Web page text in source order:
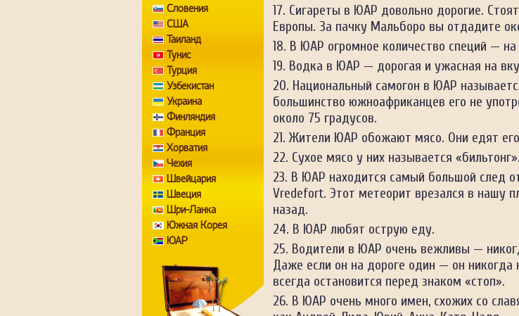
Словения
США
Таиланд
Тунис
Турция
Узбекистан
Украина
Финляндия
Франция
Хорватия
Чехия
Швейцария
Швеция
Шри-Ланка
Южная Корея
ЮАР
ВИЗА
ИНТЕРЕСНЫЕ ФАКТЫ
ОСОБЕННОСТИ ОТДЫХА
КОГДА ЛУЧШЕ ЕХАТЬ?
Сигареты в ЮАР довольно дорогие.
Европы. За пачку Мальборо вы отдадите
В ЮАР огромное количество специй —
Водка в ЮАР — дорогая и ужасная на
Национальный самогон в ЮАР
большинство южноафриканцев его не
около 75 градусов.
Жители ЮАР обожают мясо. Они едят
Сухое мясо у них называется
В ЮАР находится самый большой след
Vredefort. Этот метеорит врезался в нашу
назад.
В ЮАР любят острую еду.
Водители в ЮАР очень вежливы —
Даже если он на дороге один — он никогда
всегда остановится перед знаком «стоп».
В ЮАР очень много имен, схожих со